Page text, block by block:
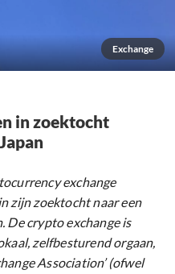
Exchange
in zoektocht
exchange
zijn zoektocht naar een
De crypto exchange is
zelfbesturend orgaan,
Association’ (ofwel